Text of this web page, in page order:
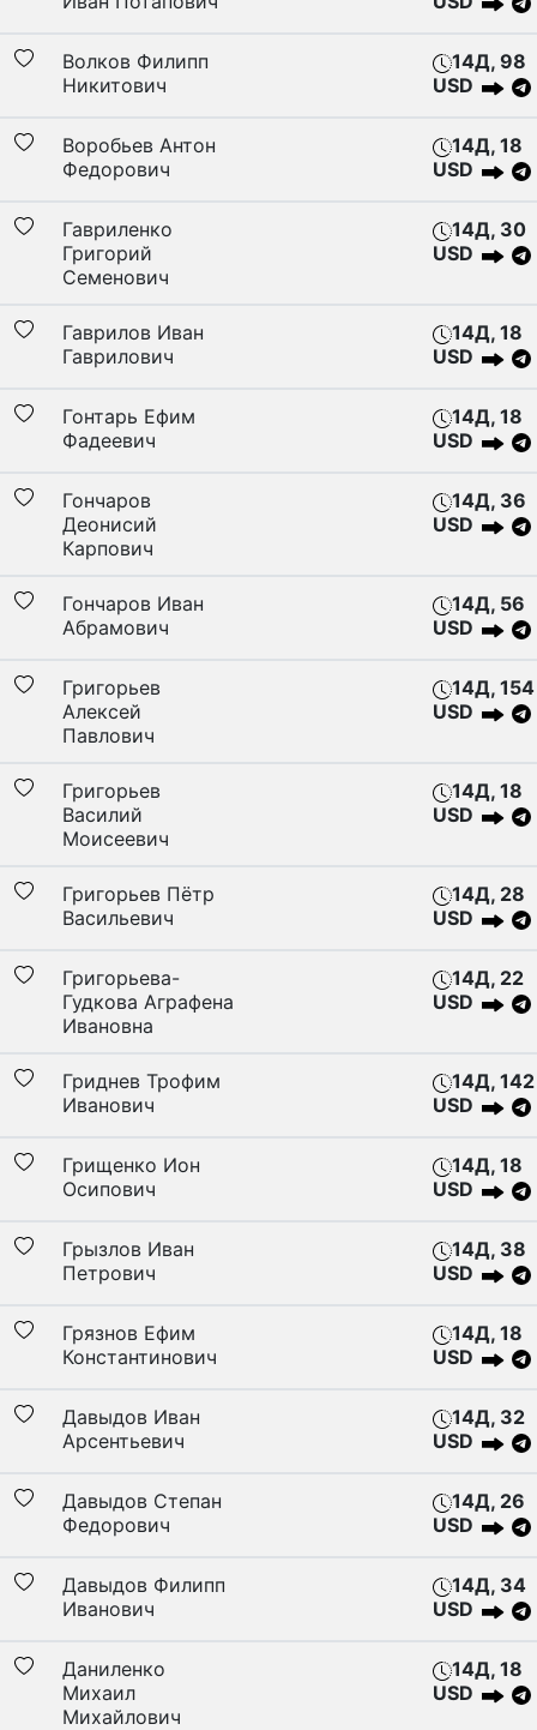
Волков Филипп
Никитович
14Д, 98
USD
Воробьев Антон
Федорович
14Д, 18
USD
Гавриленко
Григорий
Семенович
14Д, 30
USD
Гаврилов Иван
Гаврилович
14Д, 18
USD
Гонтарь Ефим
Фадеевич
14Д, 18
USD
Гончаров
Деонисий
Карпович
14Д, 36
USD
Гончаров Иван
Абрамович
14Д, 56
USD
Григорьев
Алексей
Павлович
14Д, 154
USD
Григорьев
Василий
Моисеевич
14Д, 18
USD
Григорьев Пётр
Васильевич
14Д, 28
USD
Григорьева-
Гудкова Аграфена
Ивановна
14Д, 22
USD
Гриднев Трофим
Иванович
14Д, 142
USD
Грищенко Ион
Осипович
14Д, 18
USD
Грызлов Иван
Петрович
14Д, 38
USD
Грязнов Ефим
Константинович
14Д, 18
USD
Давыдов Иван
Арсентьевич
14Д, 32
USD
Давыдов Степан
Федорович
14Д, 26
USD
Давыдов Филипп
Иванович
14Д, 34
USD
Даниленко
Михаил
Михайлович
14Д, 18
USD